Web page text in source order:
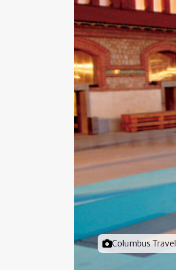
Foto door
Columbus Travel